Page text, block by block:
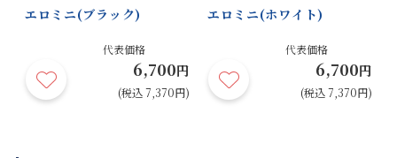
エロミニ(ブラック)
代表価格
6,700円
(税込 7,370円)
エロミニ(ホワイト)
代表価格
6,700円
(税込 7,370円)